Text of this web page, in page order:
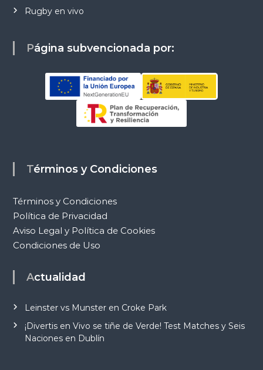
Rugby en vivo
Página subvencionada por:
Términos y Condiciones
Términos y Condiciones
Política de Privacidad
Aviso Legal y Política de Cookies
Condiciones de Uso
Actualidad
Leinster vs Munster en Croke Park
¡Divertis en Vivo se tiñe de Verde! Test Matches y Seis
Naciones en Dublín